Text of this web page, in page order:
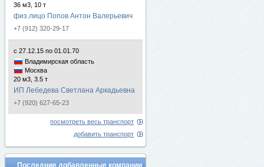
36 м3, 10 т
физ.лицо Попов Антон Валерьевич
+7 (912) 320-29-17
с 27.12.15 по 01.01.70
Владимирская область
Москва
20 м3, 3.5 т
ИП Лебедева Светлана Аркадьевна
+7 (920) 627-65-23
посмотреть весь транспорт
добавить транспорт
Последние добавленные компании